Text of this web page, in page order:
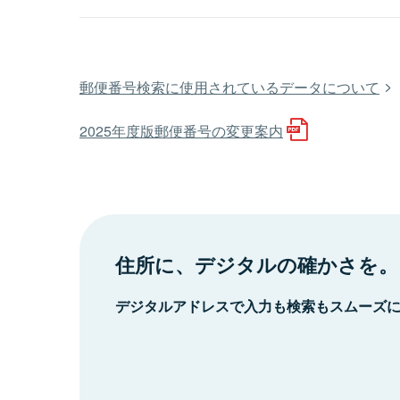
郵便番号検索に使用されているデータについて
2025年度版郵便番号の変更案内
住所に、デジタルの確かさを。
デジタルアドレスで入力も検索もスムーズ